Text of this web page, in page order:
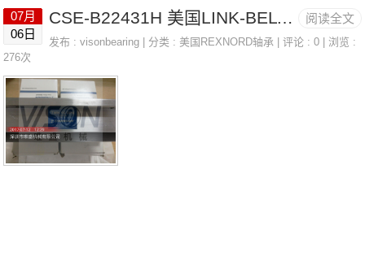
DTJ047016.HV.U.J74法国SNR轴承3310SC3参数3310SC3价
格,3310SC3采购 热销型号推荐：3310SC3，CSE-B22431
H RK6-43N1Z，P2BE203-SRB-CRE热销品牌推荐：6408C3
22212.EAKW33C33310SC33310SC3价格,3310SC3采购33
阅读全文
07月
06日
CSE-B22431H 美国LINK-BELT带座轴承 2060MM
发布 :visonbearing | 分类 :美国REXNORD轴承 | 评论 : 0 | 浏览 :
276次